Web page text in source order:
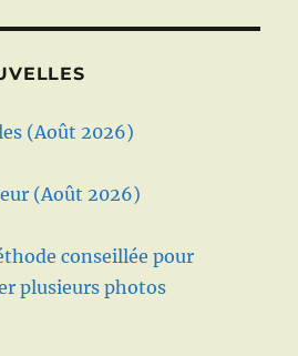
(Août 2026)
(Août 2026)
conseillée pour
plusieurs photos